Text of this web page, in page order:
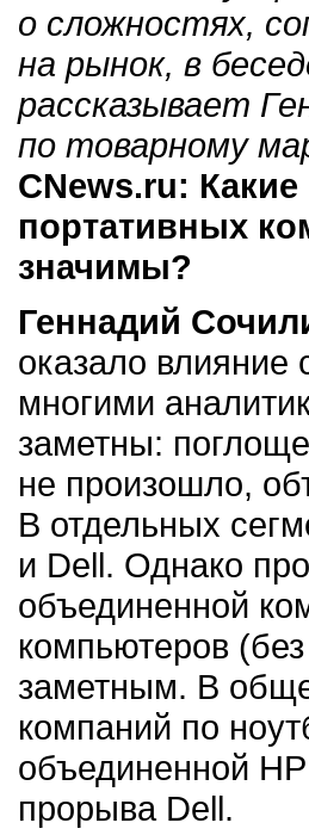
о сложностях,
на рынок, в
рассказывает
по товарному
CNews.ru:
портативных
значимы?
Геннадий
оказало
многими
заметны:
не произошло,
В отдельных
и Dell. Однако
объединенной
компьютеров
заметным. В
компаний по
объединенной НР
прорыва Dell.